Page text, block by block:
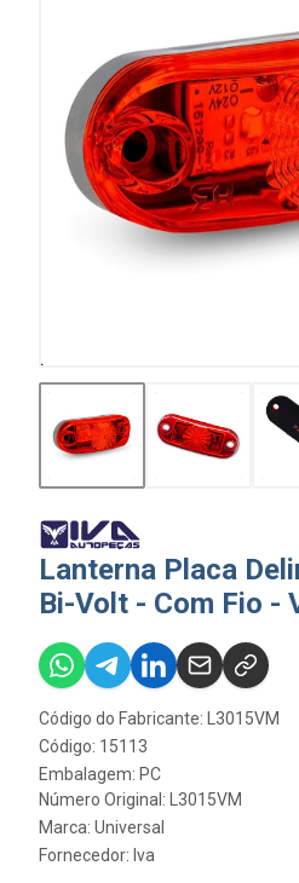
Lanterna Placa
Bi-Volt - Com Fio -
Código do Fabricante: L3015VM
Código: 15113
Embalagem: PC
Número Original: L3015VM
Marca: Universal
Fornecedor: Iva